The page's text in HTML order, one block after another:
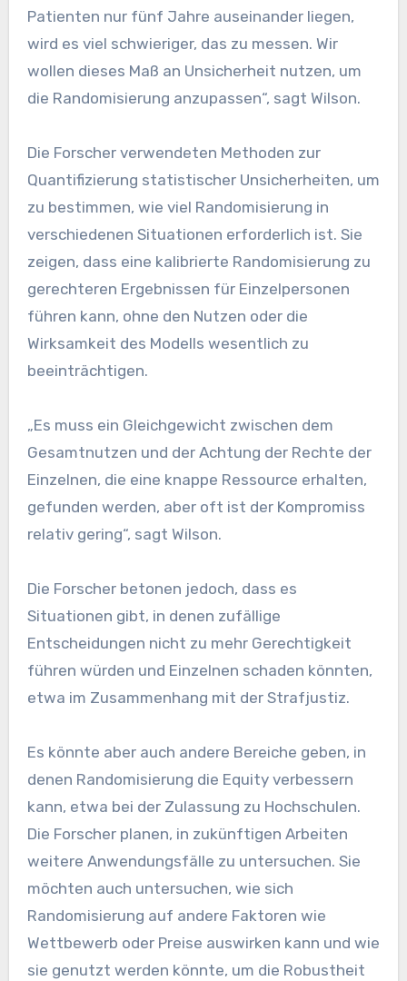
Patienten nur fünf Jahre auseinander liegen,
wird es viel schwieriger, das zu messen. Wir
wollen dieses Maß an Unsicherheit nutzen, um
die Randomisierung anzupassen“, sagt Wilson.
Die Forscher verwendeten Methoden zur
Quantifizierung statistischer Unsicherheiten, um
zu bestimmen, wie viel Randomisierung in
verschiedenen Situationen erforderlich ist. Sie
zeigen, dass eine kalibrierte Randomisierung zu
gerechteren Ergebnissen für Einzelpersonen
führen kann, ohne den Nutzen oder die
Wirksamkeit des Modells wesentlich zu
beeinträchtigen.
„Es muss ein Gleichgewicht zwischen dem
Gesamtnutzen und der Achtung der Rechte der
Einzelnen, die eine knappe Ressource erhalten,
gefunden werden, aber oft ist der Kompromiss
relativ gering“, sagt Wilson.
Die Forscher betonen jedoch, dass es
Situationen gibt, in denen zufällige
Entscheidungen nicht zu mehr Gerechtigkeit
führen würden und Einzelnen schaden könnten,
etwa im Zusammenhang mit der Strafjustiz.
Es könnte aber auch andere Bereiche geben, in
denen Randomisierung die Equity verbessern
kann, etwa bei der Zulassung zu Hochschulen.
Die Forscher planen, in zukünftigen Arbeiten
weitere Anwendungsfälle zu untersuchen. Sie
möchten auch untersuchen, wie sich
Randomisierung auf andere Faktoren wie
Wettbewerb oder Preise auswirken kann und wie
sie genutzt werden könnte, um die Robustheit